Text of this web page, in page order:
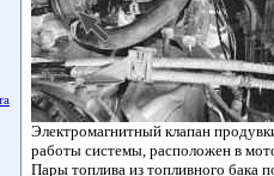
Электромагнитный клапан
работы системы, расположен в
Пары топлива из топливного бака